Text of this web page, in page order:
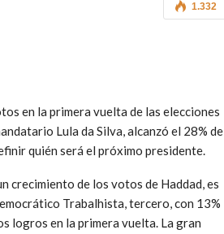
1.332
en la primera vuelta de las elecciones
Lula da Silva, alcanzó el 28% de
quién será el próximo presidente.
crecimiento de los votos de Haddad, es
Trabalhista, tercero, con 13%
logros en la primera vuelta. La gran